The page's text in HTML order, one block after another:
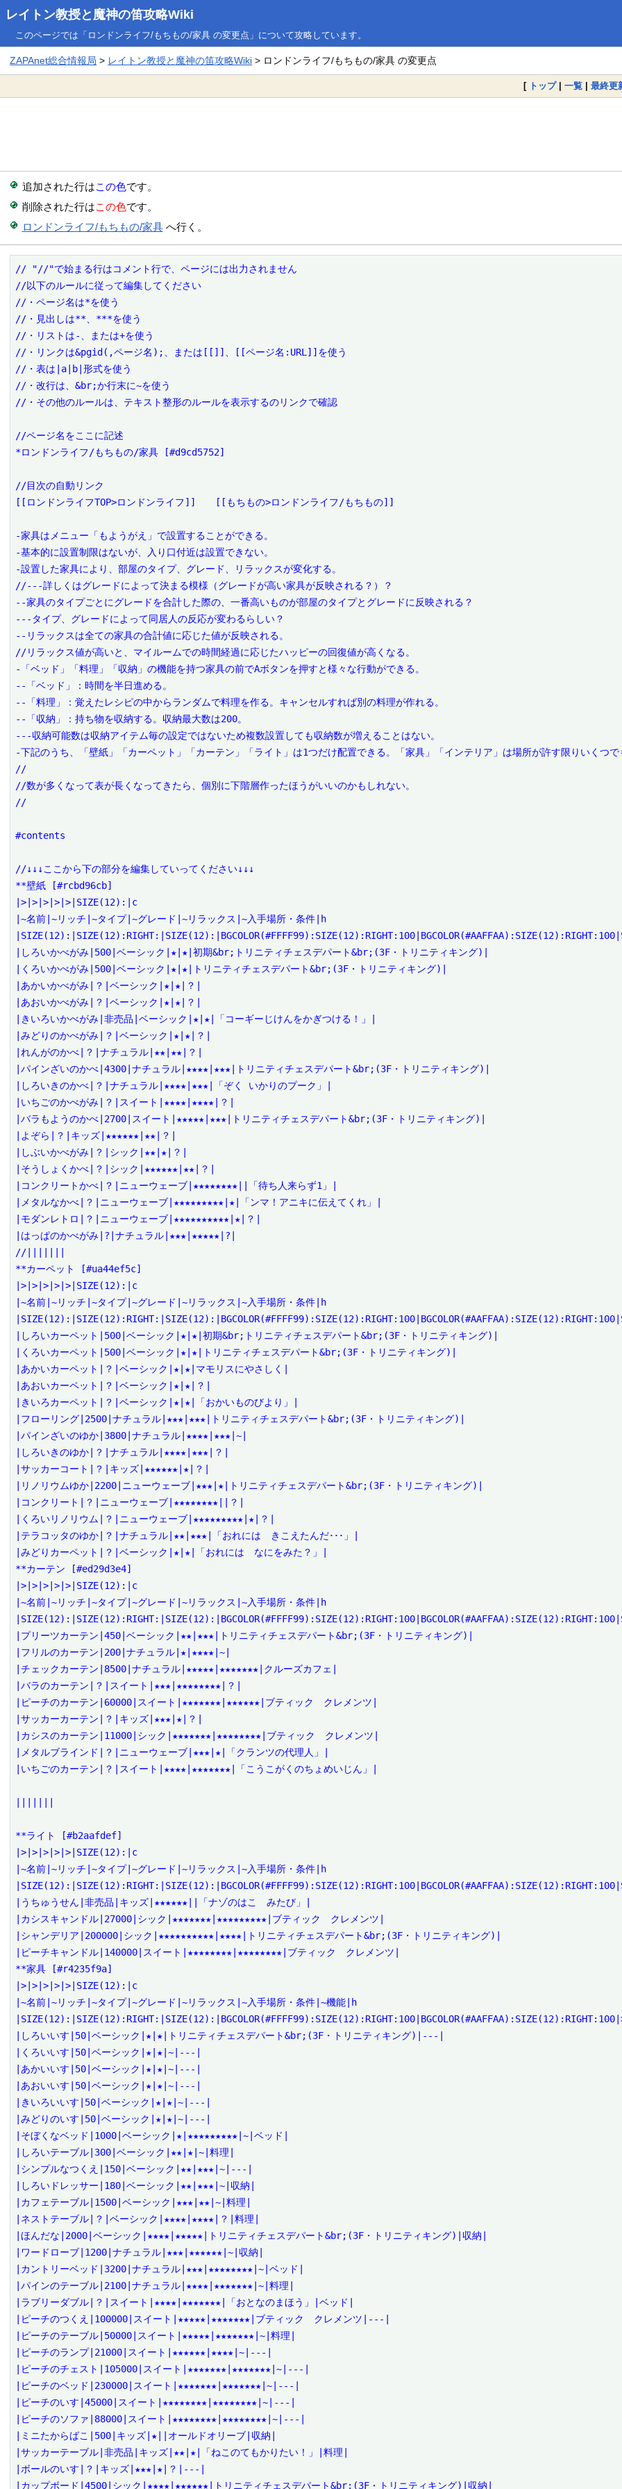
レイトン教授と魔神の笛攻略Wiki
このページでは「ロンドンライフ/もちもの/家具 の変更点」について攻略しています。
ZAPAnet総合情報局 > レイトン教授と魔神の笛攻略Wiki > ロンドンライフ/もちもの/家具 の変更点
[ トップ| 一覧 | 最終更
追加された行はこの色です。
削除された行はこの色です。
ロンドンライフ/もちもの/家具へ行く。
// "//"で始まる行はコメント行で、ページには出力されません
//以下のルールに従って編集してください
//・ページ名は*を使う
//・見出しは**、***を使う
//・リストは-、または+を使う
//・リンクは&pgid(,ページ名);、または[[]]、[[ページ名:URL]]を使う
//・表は|a|b|形式を使う
//・改行は、&br;か行末に~を使う
//・その他のルールは、テキスト整形のルールを表示するのリンクで確認
//ページ名をここに記述
*ロンドンライフ/もちもの/家具 [#d9cd5752]
//目次の自動リンク
[[ロンドンライフTOP>ロンドンライフ]]　　[[もちもの>ロンドンライフ/もちもの]]
-家具はメニュー「もようがえ」で設置することができる。
-基本的に設置制限はないが、入り口付近は設置できない。
-設置した家具により、部屋のタイプ、グレード、リラックスが変化する。
//---詳しくはグレードによって決まる模様（グレードが高い家具が反映される？）？
--家具のタイプごとにグレードを合計した際の、一番高いものが部屋のタイプとグレードに反映される？
---タイプ、グレードによって同居人の反応が変わるらしい？
--リラックスは全ての家具の合計値に応じた値が反映される。
//リラックス値が高いと、マイルームでの時間経過に応じたハッピーの回復値が高くなる。
-「ベッド」「料理」「収納」の機能を持つ家具の前でAボタンを押すと様々な行動ができる。
--「ベッド」：時間を半日進める。
--「料理」：覚えたレシピの中からランダムで料理を作る。キャンセルすれば別の料理が作れる。
--「収納」：持ち物を収納する。収納最大数は200。
---収納可能数は収納アイテム毎の設定ではないため複数設置しても収納数が増えることはない。
-下記のうち、「壁紙」「カーペット」「カーテン」「ライト」は1つだけ配置できる。「家具」「インテリア」は場所が許す限りいくつで
//
//数が多くなって表が長くなってきたら、個別に下階層作ったほうがいいのかもしれない。
//
#contents
//↓↓↓ここから下の部分を編集していってください↓↓↓
**壁紙 [#rcbd96cb]
|>|>|>|>|>|SIZE(12):|c
|~名前|~リッチ|~タイプ|~グレード|~リラックス|~入手場所・条件|h
|しろいかべがみ|500|ベーシック|★|★|初期&br;トリニティチェスデパート&br;(3F・トリニティキング)|
|くろいかべがみ|500|ベーシック|★|★|トリニティチェスデパート&br;(3F・トリニティキング)|
|あかいかべがみ|？|ベーシック|★|★|？|
|あおいかべがみ|？|ベーシック|★|★|？|
|きいろいかべがみ|非売品|ベーシック|★|★|「コーギーじけんをかぎつける！」|
|みどりのかべがみ|？|ベーシック|★|★|？|
|れんがのかべ|？|ナチュラル|★★|★★|？|
|パインざいのかべ|4300|ナチュラル|★★★★|★★★|トリニティチェスデパート&br;(3F・トリニティキング)|
|しろいきのかべ|？|ナチュラル|★★★★|★★★|「ぞく いかりのプーク」|
|いちごのかべがみ|？|スイート|★★★★|★★★★|？|
|バラもようのかべ|2700|スイート|★★★★★|★★★|トリニティチェスデパート&br;(3F・トリニティキング)|
|よぞら|？|キッズ|★★★★★★|★★|？|
|しぶいかべがみ|？|シック|★★|★|？|
|そうしょくかべ|？|シック|★★★★★★|★★|？|
|コンクリートかべ|？|ニューウェーブ|★★★★★★★★||「待ち人来らず1」|
|メタルなかべ|？|ニューウェーブ|★★★★★★★★★|★|「ンマ！アニキに伝えてくれ」|
|モダンレトロ|？|ニューウェーブ|★★★★★★★★★★|★|？|
|はっぱのかべがみ|?|ナチュラル|★★★|★★★★★|?|
//|||||||
**カーペット [#ua44ef5c]
|>|>|>|>|>|SIZE(12):|c
|~名前|~リッチ|~タイプ|~グレード|~リラックス|~入手場所・条件|h
|しろいカーペット|500|ベーシック|★|★|初期&br;トリニティチェスデパート&br;(3F・トリニティキング)|
|くろいカーペット|500|ベーシック|★|★|トリニティチェスデパート&br;(3F・トリニティキング)|
|あかいカーペット|？|ベーシック|★|★|マモリスにやさしく|
|あおいカーペット|？|ベーシック|★|★|？|
|きいろカーペット|？|ベーシック|★|★|「おかいものびより」|
|フローリング|2500|ナチュラル|★★★|★★★|トリニティチェスデパート&br;(3F・トリニティキング)|
|パインざいのゆか|3800|ナチュラル|★★★★|★★★|~|
|しろいきのゆか|？|ナチュラル|★★★★|★★★|？|
|サッカーコート|？|キッズ|★★★★★★|★|？|
|リノリウムゆか|2200|ニューウェーブ|★★★|★|トリニティチェスデパート&br;(3F・トリニティキング)|
|コンクリート|？|ニューウェーブ|★★★★★★★★||？|
|くろいリノリウム|？|ニューウェーブ|★★★★★★★★★|★|？|
|テラコッタのゆか|？|ナチュラル|★★|★★★|「おれには　きこえたんだ･･･」|
|みどりカーペット|？|ベーシック|★|★|「おれには　なにをみた？」|
**カーテン [#ed29d3e4]
|>|>|>|>|>|SIZE(12):|c
|~名前|~リッチ|~タイプ|~グレード|~リラックス|~入手場所・条件|h
|プリーツカーテン|450|ベーシック|★★|★★★|トリニティチェスデパート&br;(3F・トリニティキング)|
|フリルのカーテン|200|ナチュラル|★|★★★★|~|
|チェックカーテン|8500|ナチュラル|★★★★★|★★★★★★★|クルーズカフェ|
|バラのカーテン|？|スイート|★★★|★★★★★★★★|？|
|ピーチのカーテン|60000|スイート|★★★★★★★|★★★★★★|ブティック　クレメンツ|
|サッカーカーテン|？|キッズ|★★★|★|？|
|カシスのカーテン|11000|シック|★★★★★★★|★★★★★★★★|ブティック　クレメンツ|
|メタルブラインド|？|ニューウェーブ|★★★|★|「クランツの代理人」|
|いちごのカーテン|？|スイート|★★★★|★★★★★★★|「こうこがくのちょめいじん」|
**ライト [#b2aafdef]
|>|>|>|>|>|SIZE(12):|c
|~名前|~リッチ|~タイプ|~グレード|~リラックス|~入手場所・条件|h
|うちゅうせん|非売品|キッズ|★★★★★★||「ナゾのはこ　みたび」|
|カシスキャンドル|27000|シック|★★★★★★★|★★★★★★★★★|ブティック　クレメンツ|
|シャンデリア|200000|シック|★★★★★★★★★★|★★★★|トリニティチェスデパート&br;(3F・トリニティキング)|
|ピーチキャンドル|140000|スイート|★★★★★★★★|★★★★★★★★|ブティック　クレメンツ|
**家具 [#r4235f9a]
|>|>|>|>|>|SIZE(12):|c
|~名前|~リッチ|~タイプ|~グレード|~リラックス|~入手場所・条件|~機能|h
|しろいいす|50|ベーシック|★|★|トリニティチェスデパート&br;(3F・トリニティキング)|---|
|くろいいす|50|ベーシック|★|★|~|---|
|あかいいす|50|ベーシック|★|★|~|---|
|あおいいす|50|ベーシック|★|★|~|---|
|きいろいいす|50|ベーシック|★|★|~|---|
|みどりのいす|50|ベーシック|★|★|~|---|
|そぼくなベッド|1000|ベーシック|★|★★★★★★★★★|~|ベッド|
|しろいテーブル|300|ベーシック|★★|★|~|料理|
|シンプルなつくえ|150|ベーシック|★★|★★★|~|---|
|しろいドレッサー|180|ベーシック|★★|★★★|~|収納|
|カフェテーブル|1500|ベーシック|★★★|★★|~|料理|
|ネストテーブル|？|ベーシック|★★★★|★★★★|？|料理|
|ほんだな|2000|ベーシック|★★★★|★★★★★|トリニティチェスデパート&br;(3F・トリニティキング)|収納|
|ワードローブ|1200|ナチュラル|★★★|★★★★★★|~|収納|
|カントリーベッド|3200|ナチュラル|★★★|★★★★★★★★|~|ベッド|
|パインのテーブル|2100|ナチュラル|★★★★|★★★★★★★|~|料理|
|ラブリーダブル|？|スイート|★★★★|★★★★★★★|「おとなのまほう」|ベッド|
|ピーチのつくえ|100000|スイート|★★★★★|★★★★★★★|ブティック　クレメンツ|---|
|ピーチのテーブル|50000|スイート|★★★★★|★★★★★★★|~|料理|
|ピーチのランプ|21000|スイート|★★★★★★|★★★★|~|---|
|ピーチのチェスト|105000|スイート|★★★★★★★|★★★★★★★|~|---|
|ピーチのベッド|230000|スイート|★★★★★★★|★★★★★★★|~|---|
|ピーチのいす|45000|スイート|★★★★★★★★|★★★★★★★★|~|---|
|ピーチのソファ|88000|スイート|★★★★★★★★|★★★★★★★★|~|---|
|ミニたからばこ|500|キッズ|★||オールドオリーブ|収納|
|サッカーテーブル|非売品|キッズ|★★|★|「ねこのてもかりたい！」|料理|
|ボールのいす|？|キッズ|★★★|★|？|---|
|カップボード|4500|シック|★★★★|★★★★★★|トリニティチェスデパート&br;(3F・トリニティキング)|収納|